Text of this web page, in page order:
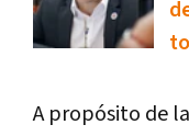
A propósito de la